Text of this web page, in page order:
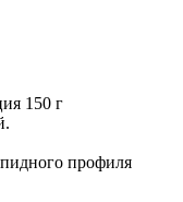
150 г
профиля